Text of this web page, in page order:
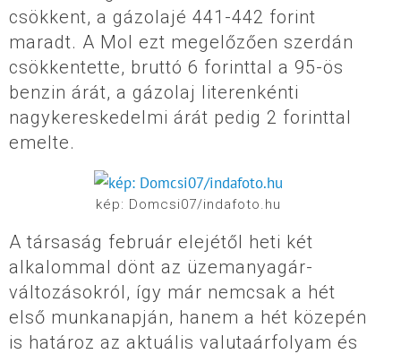
csökkent, a gázolajé 441-442 forint
maradt. A Mol ezt megelőzően szerdán
csökkentette, bruttó 6 forinttal a 95-ös
benzin árát, a gázolaj literenkénti
nagykereskedelmi árát pedig 2 forinttal
emelte.
kép: Domcsi07/indafoto.hu
A társaság február elejétől heti két
alkalommal dönt az üzemanyagár-
változásokról, így már nemcsak a hét
első munkanapján, hanem a hét közepén
is határoz az aktuális valutaárfolyam és